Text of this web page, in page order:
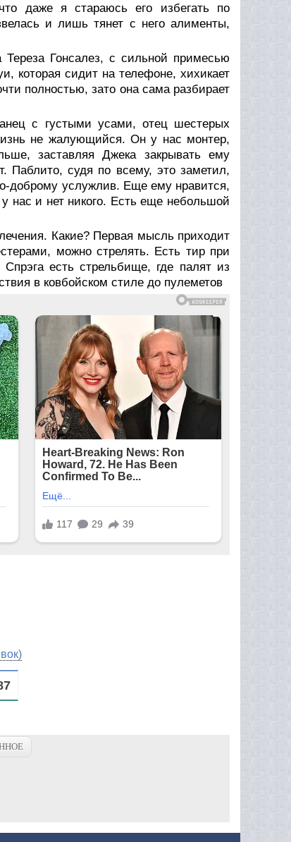
даже я стараюсь его избегать по
и лишь тянет с него алименты,
Гонсалез, с сильной примесью
которая сидит на телефоне, хихикает
полностью, зато она сама разбирает
с густыми усами, отец шестерых
не жалующийся. Он у нас монтер,
заставляя Джека закрывать ему
Паблито, судя по всему, это заметил,
доброму услужлив. Еще ему нравится,
нас и нет никого. Есть еще небольшой
Какие? Первая мысль приходит
можно стрелять. Есть тир при
есть стрельбище, где палят из
в ковбойском стиле до пулеметов